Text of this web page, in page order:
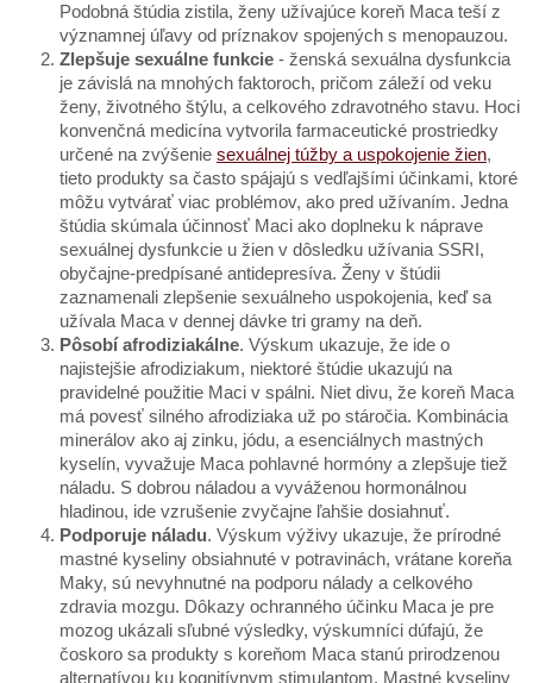
Podobná štúdia zistila, ženy užívajúce koreň Maca teší z
významnej úľavy od príznakov spojených s menopauzou.
Zlepšuje sexuálne funkcie - ženská sexuálna dysfunkcia
je závislá na mnohých faktoroch, pričom záleží od veku
ženy, životného štýlu, a celkového zdravotného stavu. Hoci
konvenčná medicína vytvorila farmaceutické prostriedky
určené na zvýšenie sexuálnej túžby a uspokojenie žien,
tieto produkty sa často spájajú s vedľajšími účinkami, ktoré
môžu vytvárať viac problémov, ako pred užívaním. Jedna
štúdia skúmala účinnosť Maci ako doplneku k náprave
sexuálnej dysfunkcie u žien v dôsledku užívania SSRI,
obyčajne-predpísané antidepresíva. Ženy v štúdii
zaznamenali zlepšenie sexuálneho uspokojenia, keď sa
užívala Maca v dennej dávke tri gramy na deň.
Pôsobí afrodiziakálne. Výskum ukazuje, že ide o
najistejšie afrodiziakum, niektoré štúdie ukazujú na
pravidelné použitie Maci v spálni. Niet divu, že koreň Maca
má povesť silného afrodiziaka už po stáročia. Kombinácia
minerálov ako aj zinku, jódu, a esenciálnych mastných
kyselín, vyvažuje Maca pohlavné hormóny a zlepšuje tiež
náladu. S dobrou náladou a vyváženou hormonálnou
hladinou, ide vzrušenie zvyčajne ľahšie dosiahnuť.
Podporuje náladu. Výskum výživy ukazuje, že prírodné
mastné kyseliny obsiahnuté v potravinách, vrátane koreňa
Maky, sú nevyhnutné na podporu nálady a celkového
zdravia mozgu. Dôkazy ochranného účinku Maca je pre
mozog ukázali sľubné výsledky, výskumníci dúfajú, že
čoskoro sa produkty s koreňom Maca stanú prirodzenou
alternatívou ku kognitívnym stimulantom. Mastné kyseliny